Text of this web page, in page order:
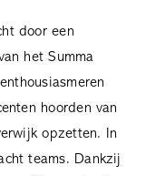
door een
het Summa
hoorden van
opzetten. In
teams. Dankzij